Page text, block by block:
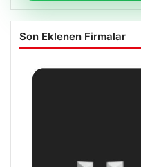
Son Eklenen Firmalar